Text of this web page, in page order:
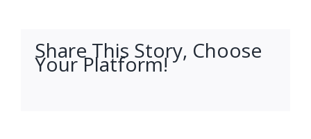
Share This Story, Choose
Your Platform!